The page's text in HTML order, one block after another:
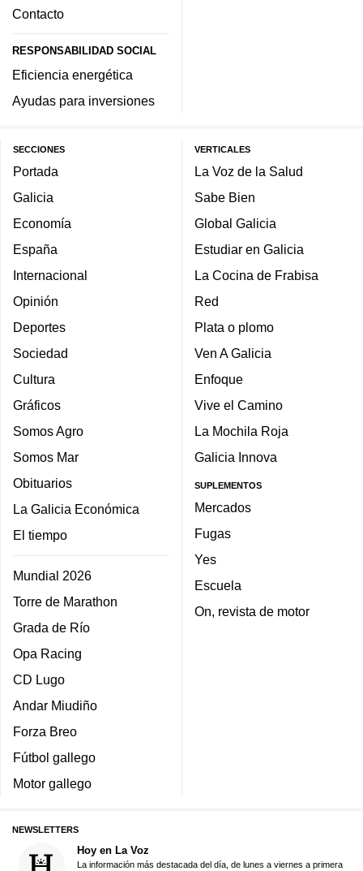
Contacto
RESPONSABILIDAD SOCIAL
Eficiencia energética
Ayudas para inversiones
SECCIONES
Portada
Galicia
Economía
España
Internacional
Opinión
Deportes
Sociedad
Cultura
Gráficos
Somos Agro
Somos Mar
Obituarios
La Galicia Económica
El tiempo
Mundial 2026
Torre de Marathon
Grada de Río
Opa Racing
CD Lugo
Andar Miudiño
Forza Breo
Fútbol gallego
Motor gallego
VERTICALES
La Voz de la Salud
Sabe Bien
Global Galicia
Estudiar en Galicia
La Cocina de Frabisa
Red
Plata o plomo
Ven A Galicia
Enfoque
Vive el Camino
La Mochila Roja
Galicia Innova
SUPLEMENTOS
Mercados
Fugas
Yes
Escuela
On, revista de motor
NEWSLETTERS
Hoy en La Voz
La información más destacada del día, de lunes a viernes a primera